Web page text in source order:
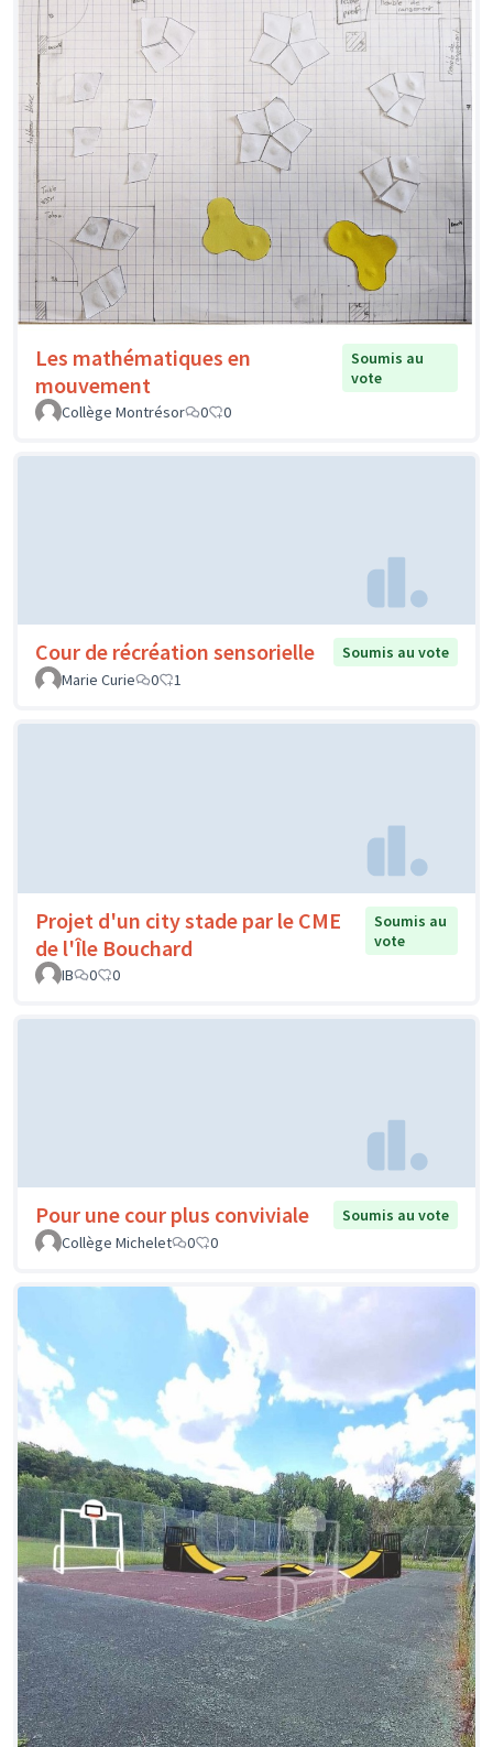
Les mathématiques en
mouvement
Soumis au
vote
Collège Montrésor
0 0
Cour de récréation sensorielle
Soumis au vote
Marie Curie
0 1
Projet d'un city stade par le CME
de l'Île Bouchard
Soumis au
vote
IB
0 0
Pour une cour plus conviviale
Soumis au vote
Collège Michelet
0 0